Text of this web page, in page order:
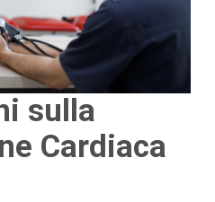
sulla
Cardiaca